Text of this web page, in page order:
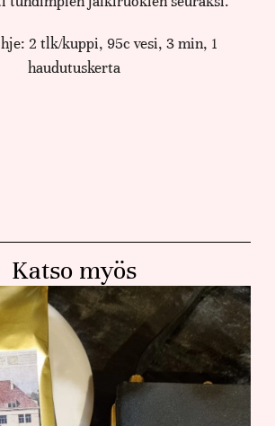
2 tlk/kuppi, 95c vesi, 3 min, 1
haudutuskerta
Katso myös